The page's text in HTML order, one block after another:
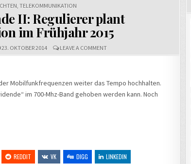
,TELEKOMMUNIKATION
II: Regulierer plant
im Frühjahr 2015
23. OKTOBER 2014 LEAVE A COMMENTON
DIGITALE
PLANT
FREQUENZAUKTION
IM
Mobilfunkfrequenzen weiter das Tempo hochhalten.
im 700-Mhz-Band gehoben werden kann. Noch
REDDIT VK DIGG LINKEDIN